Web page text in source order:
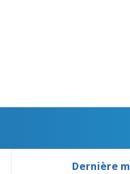
Dernière